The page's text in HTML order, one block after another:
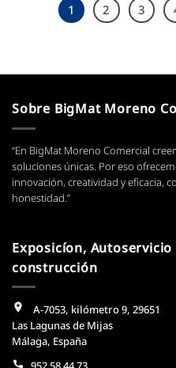
1 2 3
Sobre BigMat Moreno
“En BigMat Moreno Comercial
soluciones únicas. Por eso
innovación, creatividad y eficacia,
honestidad.”
Exposicíon, Autoservicio
construcción
A-7053, kilómetro 9, 29651
Las Lagunas de Mijas
Málaga, España